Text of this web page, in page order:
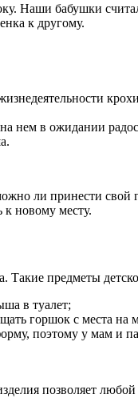
Наши бабушки
к другому.
нем в ожидании
ли принести
к новому месту.
Такие предметы
в туалет;
горшок с места на
поэтому у мам и
позволяет